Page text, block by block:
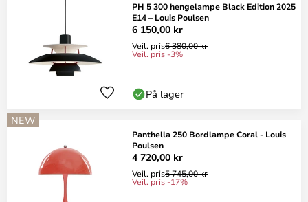
PH 5 300 hengelampe Black Edition 2025
E14 – Louis Poulsen
6 150,00 kr
Veil. pris6 380,00 kr
Veil. pris -3%
På lager
NEW
Panthella 250 Bordlampe Coral - Louis
Poulsen
4 720,00 kr
Veil. pris5 745,00 kr
Veil. pris -17%